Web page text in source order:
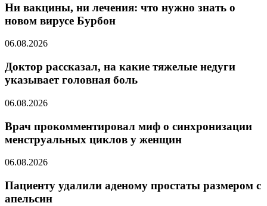
Ни вакцины, ни лечения: что нужно знать о
новом вирусе Бурбон
06.08.2026
Доктор рассказал, на какие тяжелые недуги
указывает головная боль
06.08.2026
Врач прокомментировал миф о синхронизации
менструальных циклов у женщин
06.08.2026
Пациенту удалили аденому простаты размером с
апельсин